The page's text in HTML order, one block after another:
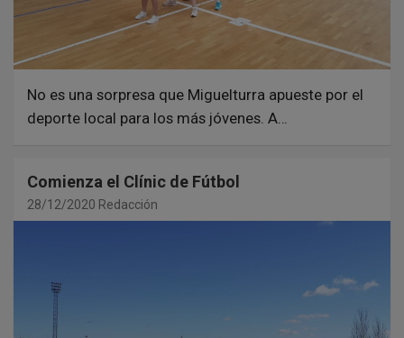
No es una sorpresa que Miguelturra apueste por el
deporte local para los más jóvenes. A…
Comienza el Clínic de Fútbol
28/12/2020 Redacción